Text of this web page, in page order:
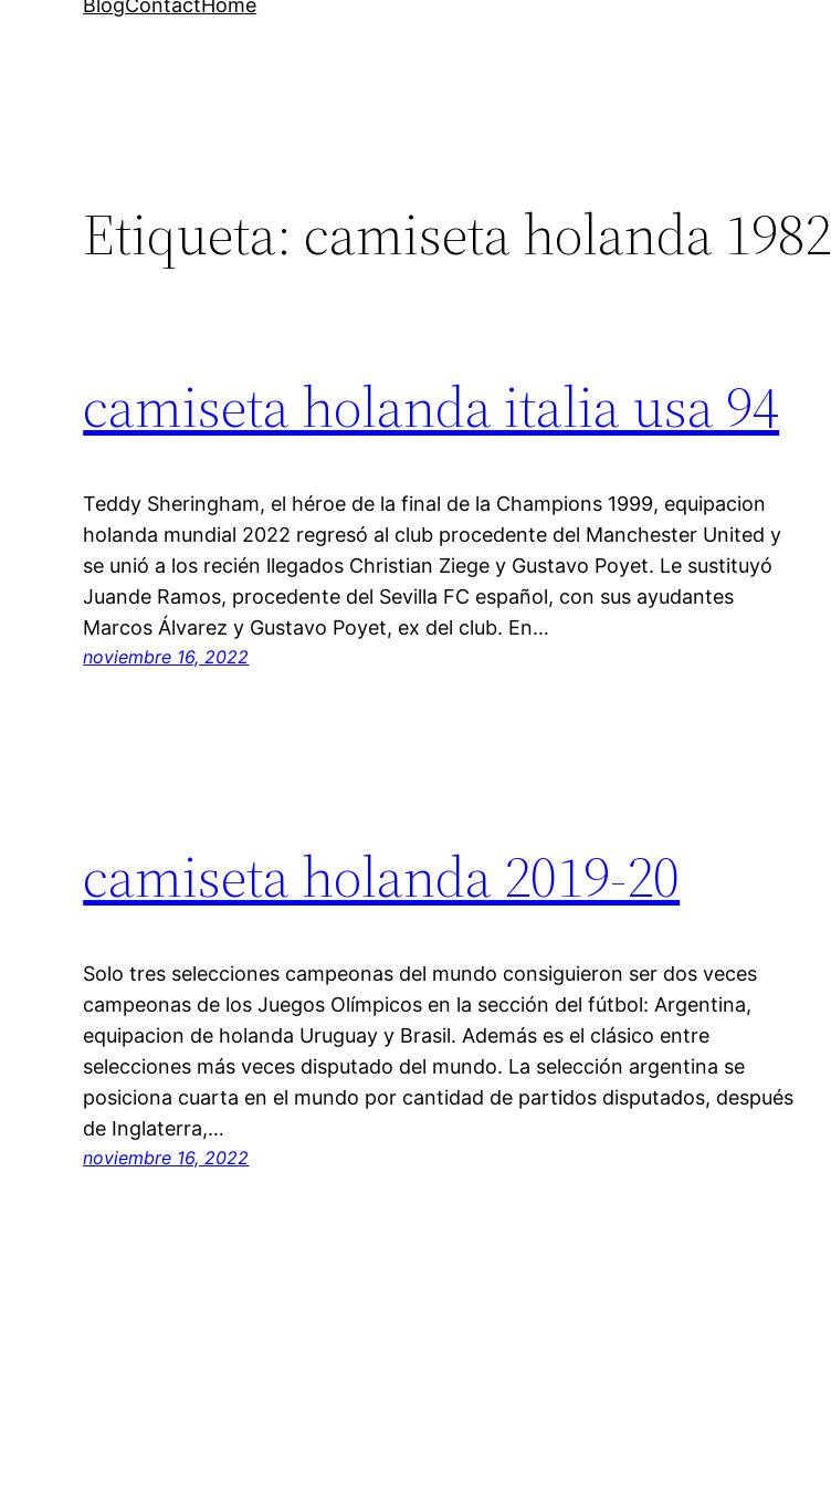
BlogContactHome
Etiqueta: camiseta holanda 1982
camiseta holanda italia usa 94
Teddy Sheringham, el héroe de la final de la Champions 1999, equipacion
holanda mundial 2022 regresó al club procedente del Manchester United y
se unió a los recién llegados Christian Ziege y Gustavo Poyet. Le sustituyó
Juande Ramos, procedente del Sevilla FC español, con sus ayudantes
Marcos Álvarez y Gustavo Poyet, ex del club. En…
noviembre 16, 2022
camiseta holanda 2019-20
Solo tres selecciones campeonas del mundo consiguieron ser dos veces
campeonas de los Juegos Olímpicos en la sección del fútbol: Argentina,
equipacion de holanda Uruguay y Brasil. Además es el clásico entre
selecciones más veces disputado del mundo. La selección argentina se
posiciona cuarta en el mundo por cantidad de partidos disputados, después
de Inglaterra,…
noviembre 16, 2022